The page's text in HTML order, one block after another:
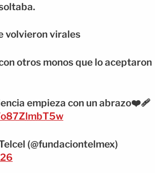
volvieron virales
otros monos que lo aceptaron
empieza con un abrazo❤️‍🩹
(@fundaciontelmex)